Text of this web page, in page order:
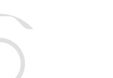
pro